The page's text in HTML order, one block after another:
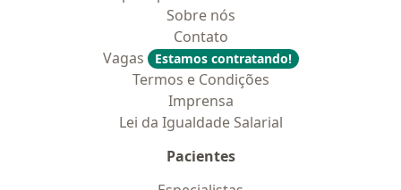
Sobre nós
Contato
Vagas
Estamos contratando!
Termos e Condições
Imprensa
Lei da Igualdade Salarial
Pacientes